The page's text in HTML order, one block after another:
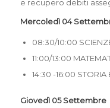
e recupero debiti
Mercoledì 04
08:30/10:00
11:00/13:00
14:30 -16:00 STORIA
Giovedì 05 Settembre